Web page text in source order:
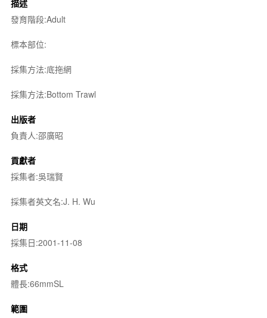
描述
發育階段:Adult
標本部位:
採集方法:底拖網
採集方法:Bottom Trawl
出版者
負責人:邵廣昭
貢獻者
採集者:吳瑞賢
採集者英文名:J. H. Wu
日期
採集日:2001-11-08
格式
體長:66mmSL
範圍